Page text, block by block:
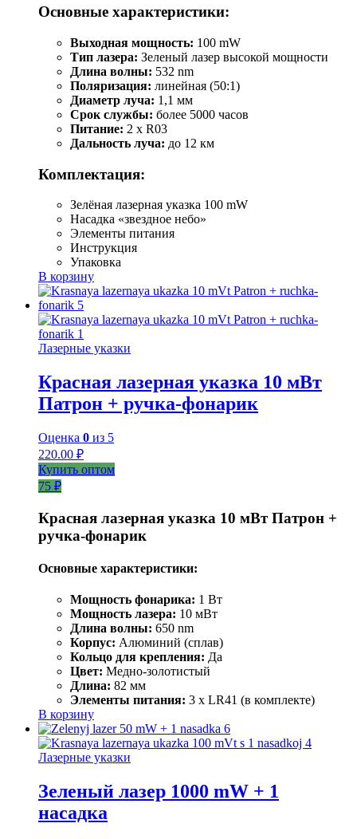
Основные характеристики:
Выходная мощность: 100 mW
Тип лазера: Зеленый лазер высокой мощности
Длина волны: 532 nm
Поляризация: линейная (50:1)
Диаметр луча: 1,1 мм
Срок службы: более 5000 часов
Питание: 2 x R03
Дальность луча: до 12 км
Комплектация:
Зелёная лазерная указка 100 mW
Насадка «звездное небо»
Элементы питания
Инструкция
Упаковка
В корзину
Лазерные указки
Красная лазерная указка 10 мВт
Патрон + ручка-фонарик
Оценка 0 из 5
220.00 ₽
Купить оптом
75 ₽
Красная лазерная указка 10 мВт Патрон +
ручка-фонарик
Основные характеристики:
Мощность фонарика: 1 Вт
Мощность лазера: 10 мВт
Длина волны: 650 nm
Корпус: Алюминий (сплав)
Кольцо для крепления: Да
Цвет: Медно-золотистый
Длина: 82 мм
Элементы питания: 3 x LR41 (в комплекте)
В корзину
Лазерные указки
Зеленый лазер 1000 mW + 1
насадка